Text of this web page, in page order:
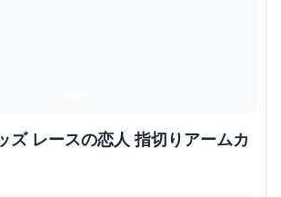
ズ レースの恋人 指切りアームカ